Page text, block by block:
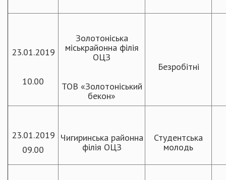
23.01.2019
10.00
Золотоніська
міськрайонна філія
ОЦЗ
ТОВ «Золотоніський
бекон»
Безробітні
23.01.2019
09.00
Чигиринська районна
філія ОЦЗ
Студентська
молодь